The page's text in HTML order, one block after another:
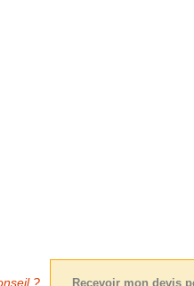
?